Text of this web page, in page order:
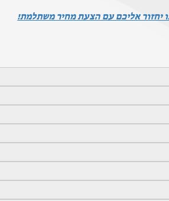
יחזור אליכם עם הצעת מחיר משתלמת!